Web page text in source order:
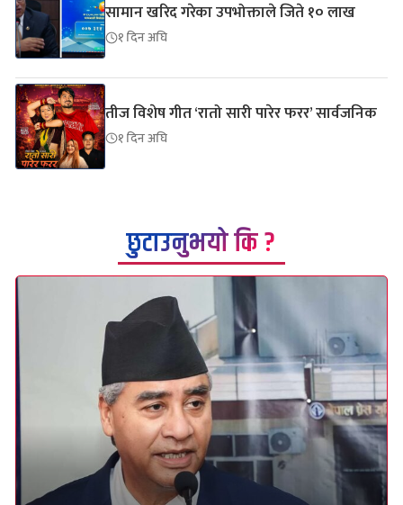
सामान खरिद गरेका उपभोक्ताले जिते १० लाख
१ दिन अघि
तीज विशेष गीत ‘रातो सारी पारेर फरर’ सार्वजनिक
१ दिन अघि
छुटाउनुभयो कि ?